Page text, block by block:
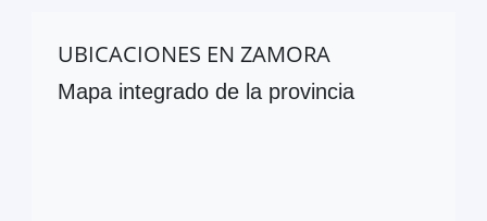
UBICACIONES EN ZAMORA
Mapa integrado de la provincia